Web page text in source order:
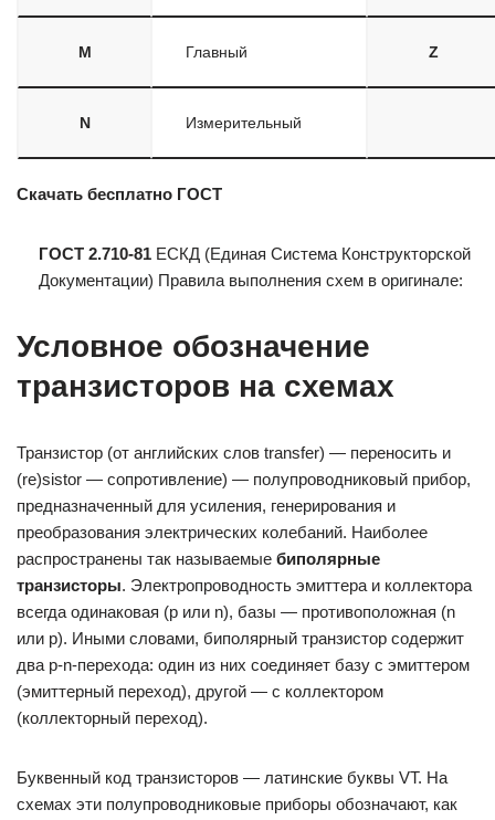
M Главный Z
N Измерительный
Скачать бесплатно ГОСТ
ГОСТ 2.710-81 ЕСКД (Единая Система Конструкторской
Документации) Правила выполнения схем в оригинале:
Условное обозначение
транзисторов на схемах
Транзистор (от английских слов transfer) — переносить и
(re)sistor — сопротивление) — полупроводниковый прибор,
предназначенный для усиления, генерирования и
преобразования электрических колебаний. Наиболее
распространены так называемые биполярные
транзисторы. Электропроводность эмиттера и коллектора
всегда одинаковая (p или n), базы — противоположная (n
или p). Иными словами, биполярный транзистор содержит
два р-n-перехода: один из них соединяет базу с эмиттером
(эмиттерный переход), другой — с коллектором
(коллекторный переход).
Буквенный код транзисторов — латинские буквы VT. На
схемах эти полупроводниковые приборы обозначают, как